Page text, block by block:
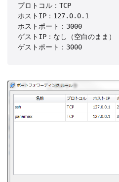
プロトコル：TCP
ホストIP：127.0.0.1
ホストポート：3000
ゲストIP：なし（空白のまま）
ゲストポート：3000